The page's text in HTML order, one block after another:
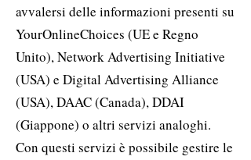
avvalersi delle informazioni presenti su
YourOnlineChoices (UE e Regno
Unito), Network Advertising Initiative
(USA) e Digital Advertising Alliance
(USA), DAAC (Canada), DDAI
(Giappone) o altri servizi analoghi.
Con questi servizi è possibile gestire le